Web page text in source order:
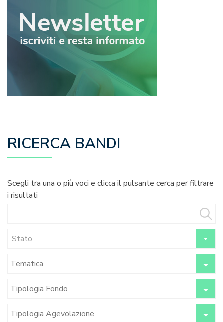
RICERCA BANDI
Scegli tra una o più voci e clicca il pulsante cerca per filtrare
i risultati
Stato